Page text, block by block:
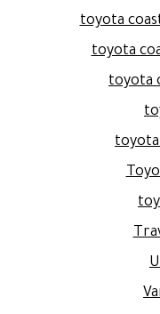
toyota
toyota
toyota